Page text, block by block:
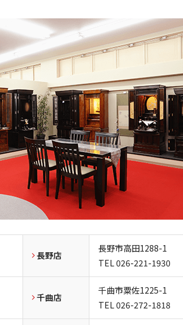
長野店
長野市高田1288-1
TEL 026-221-1930
千曲店
千曲市粟佐1225-1
TEL 026-272-1818